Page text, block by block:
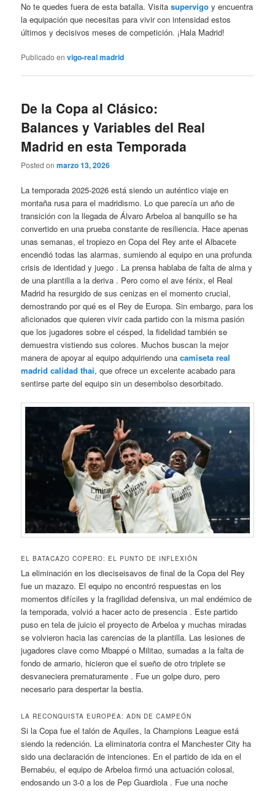
No te quedes fuera de esta batalla. Visitasupervigo y encuentra
la equipación que necesitas para vivir con intensidad estos
últimos y decisivos meses de competición. ¡Hala Madrid!
Publicado en vigo-real madrid
De la Copa al Clásico:
Balances y Variables del Real
Madrid en esta Temporada
Posted onmarzo 13, 2026
La temporada 2025-2026 está siendo un auténtico viaje en
montaña rusa para el madridismo. Lo que parecía un año de
transición con la llegada de Álvaro Arbeloa al banquillo se ha
convertido en una prueba constante de resiliencia. Hace apenas
unas semanas, el tropiezo en Copa del Rey ante el Albacete
encendió todas las alarmas, sumiendo al equipo en una profunda
crisis de identidad y juego . La prensa hablaba de falta de alma y
de una plantilla a la deriva . Pero como el ave fénix, el Real
Madrid ha resurgido de sus cenizas en el momento crucial,
demostrando por qué es el Rey de Europa. Sin embargo, para los
aficionados que quieren vivir cada partido con la misma pasión
que los jugadores sobre el césped, la fidelidad también se
demuestra vistiendo sus colores. Muchos buscan la mejor
manera de apoyar al equipo adquiriendo unacamiseta real
madrid calidad thai, que ofrece un excelente acabado para
sentirse parte del equipo sin un desembolso desorbitado.
EL BATACAZO COPERO: EL PUNTO DE INFLEXIÓN
La eliminación en los dieciseisavos de final de la Copa del Rey
fue un mazazo. El equipo no encontró respuestas en los
momentos difíciles y la fragilidad defensiva, un mal endémico de
la temporada, volvió a hacer acto de presencia . Este partido
puso en tela de juicio el proyecto de Arbeloa y muchas miradas
se volvieron hacia las carencias de la plantilla. Las lesiones de
jugadores clave como Mbappé o Militao, sumadas a la falta de
fondo de armario, hicieron que el sueño de otro triplete se
desvaneciera prematuramente . Fue un golpe duro, pero
necesario para despertar la bestia.
LA RECONQUISTA EUROPEA: ADN DE CAMPEÓN
Si la Copa fue el talón de Aquiles, la Champions League está
siendo la redención. La eliminatoria contra el Manchester City ha
sido una declaración de intenciones. En el partido de ida en el
Bernabéu, el equipo de Arbeloa firmó una actuación colosal,
endosando un 3-0 a los de Pep Guardiola . Fue una noche